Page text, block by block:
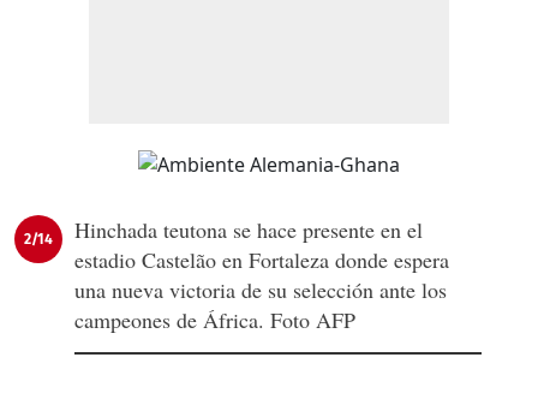
2/14
Hinchada teutona se hace presente en el
estadio Castelão en Fortaleza donde espera
una nueva victoria de su selección ante los
campeones de África. Foto AFP